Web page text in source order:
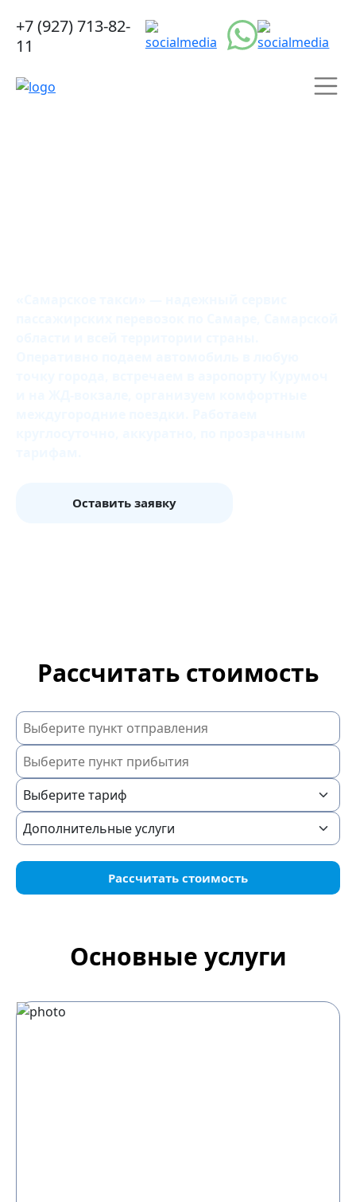
+7 (927) 713-82-
11
Оставить заявку
Рассчитать стоимость
Рассчитать стоимость
Основные услуги